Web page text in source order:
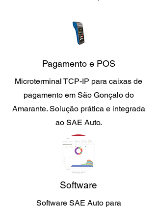
Pagamento e POS
Microterminal TCP-IP para caixas de
pagamento em São Gonçalo do
Amarante. Solução prática e integrada
ao SAE Auto.
Software
Software SAE Auto para